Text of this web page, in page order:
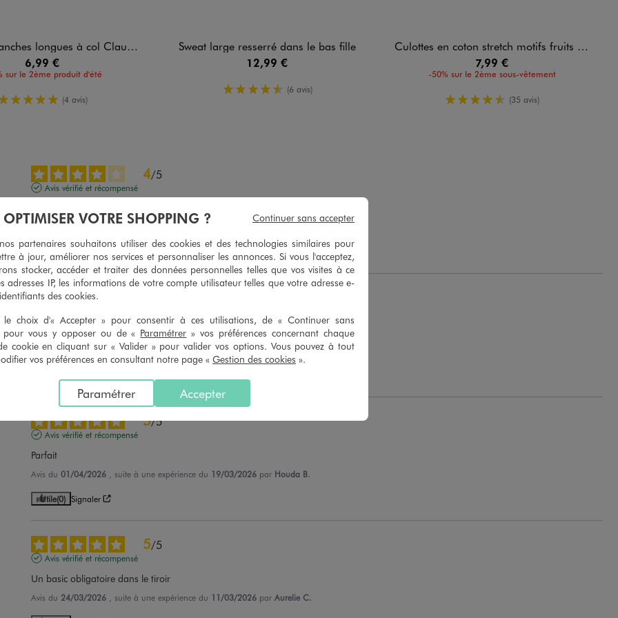
longues à col Claudine fleuri fille
6,99 €
sur le 2ème produit d'été
5/5 de moyenne
(4 avis)
Sweat large resserré dans le bas fille
12,99 €
4.5/5 de moyenne
(6 avis)
Culottes en coton stretch motifs fruits fille (lot de 3)
7,99 €
-50% sur le 2ème sous-vêtement
4.5/5 de moyenne
(35 avis)
4/5
Avis vérifié et récompensé
Avis du06/08/2026 , suite à une expérience du
Signaler
Parfait
Avis du25/07/2026 , suite à une expérience du 13/07/2026 parJamila E.
5/5
Avis vérifié et récompensé
Parfait
Avis du 01/04/2026 , suite à une expérience du 19/03/2026 par Houda B.
Utile(0) Signaler
5/5
Avis vérifié et récompensé
Un basic obligatoire dans le tiroir
Avis du 24/03/2026 , suite à une expérience du 11/03/2026 par Aurelie C.
OPTIMISER VOTRE SHOPPING ?
partenaires souhaitons utiliser des cookies et des technologies similaires pour
à jour, améliorer nos services et personnaliser les annonces. Si vous l'acceptez,
stocker, accéder et traiter des données personnelles telles que vos visites à ce
adresses IP, les informations de votre compte utilisateur telles que votre adresse e-
des cookies.
le choix d'« Accepter » pour consentir à ces utilisations, de « Continuer sans
pour vous y opposer ou de « Paramétrer » vos préférences concernant chaque
cookie en cliquant sur « Valider » pour valider vos options. Vous pouvez à tout
vos préférences en consultant notre page « Gestion des cookies ».
Accepter
Paramétrer
Continuer sans accepter